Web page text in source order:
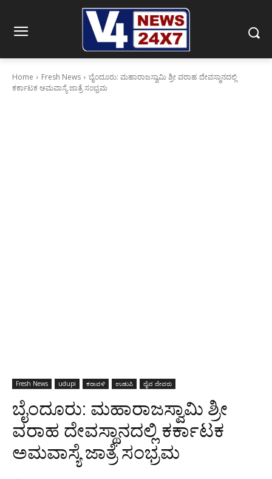
Home Fresh News
ಬೈಂದೂರು: ಮಹಾರಾಜಸ್ವಾಮಿ ಶ್ರೀ ವರಾಹ ದೇವಸ್ಥಾನದಲ್ಲಿ
ಕರ್ಕಾಟಕ ಅಮವಾಸ್ಯೆ ಜಾತ್ರೆ ಸಂಭ್ರಮ
Fresh News udupi ಕರಾವಳಿ ಉಡುಪಿ ದೈವ ದೇವರು
ಬೈಂದೂರು: ಮಹಾರಾಜಸ್ವಾಮಿ ಶ್ರೀ
ವರಾಹ ದೇವಸ್ಥಾನದಲ್ಲಿ ಕರ್ಕಾಟಕ
ಅಮವಾಸ್ಯೆ ಜಾತ್ರೆ ಸಂಭ್ರಮ